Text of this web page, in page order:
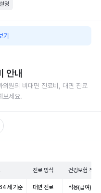
명
기
안내
의원의 비대면 진료비, 대면 진료
보세요.
진료 방식 건강보험 적용
세 기준 대면 진료 적용(급여)